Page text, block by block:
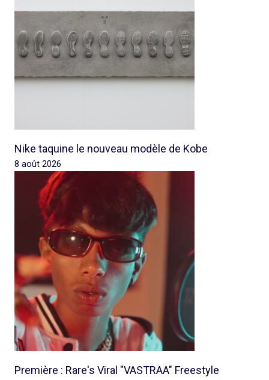
Nike taquine le nouveau modèle de Kobe
8 août 2026
Première : Rare's Viral "VASTRAA" Freestyle